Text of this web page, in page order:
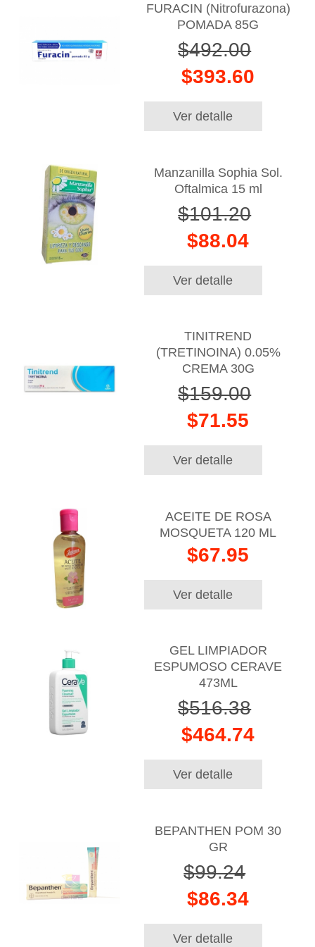
FURACIN (Nitrofurazona)
POMADA 85G
$492.00
$393.60
Ver detalle
Manzanilla Sophia Sol.
Oftalmica 15 ml
$101.20
$88.04
Ver detalle
TINITREND
(TRETINOINA) 0.05%
CREMA 30G
$159.00
$71.55
Ver detalle
ACEITE DE ROSA
MOSQUETA 120 ML
$67.95
Ver detalle
GEL LIMPIADOR
ESPUMOSO CERAVE
473ML
$516.38
$464.74
Ver detalle
BEPANTHEN POM 30
GR
$99.24
$86.34
Ver detalle